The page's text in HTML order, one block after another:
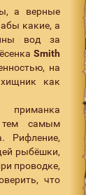
а верные
какие, а
вод за
Smith
на
как
тем самым
Рифление,
рыбёшки,
проводке,
что